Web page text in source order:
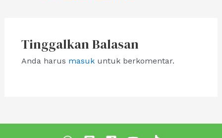
Tinggalkan Balasan
Anda harus masukuntuk berkomentar.